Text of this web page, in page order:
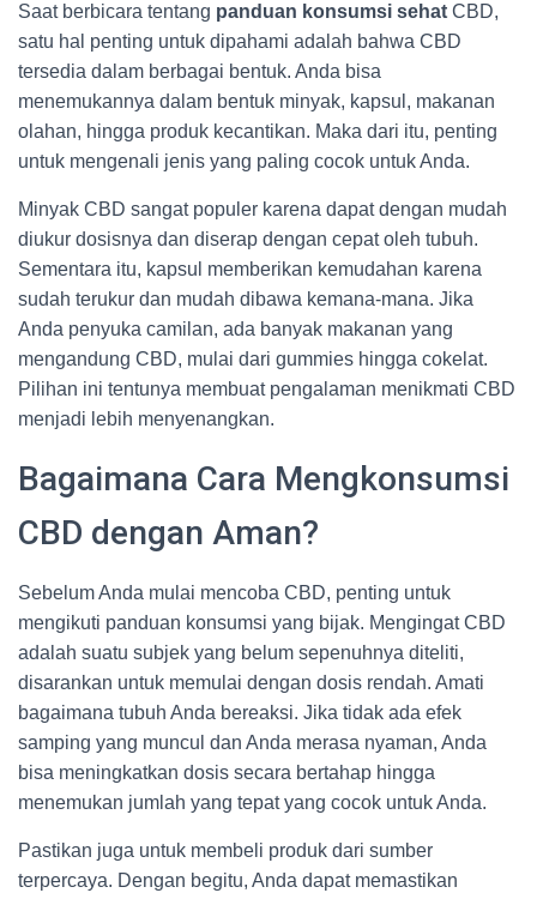
Saat berbicara tentang panduan konsumsi sehat CBD,
satu hal penting untuk dipahami adalah bahwa CBD
tersedia dalam berbagai bentuk. Anda bisa
menemukannya dalam bentuk minyak, kapsul, makanan
olahan, hingga produk kecantikan. Maka dari itu, penting
untuk mengenali jenis yang paling cocok untuk Anda.
Minyak CBD sangat populer karena dapat dengan mudah
diukur dosisnya dan diserap dengan cepat oleh tubuh.
Sementara itu, kapsul memberikan kemudahan karena
sudah terukur dan mudah dibawa kemana-mana. Jika
Anda penyuka camilan, ada banyak makanan yang
mengandung CBD, mulai dari gummies hingga cokelat.
Pilihan ini tentunya membuat pengalaman menikmati CBD
menjadi lebih menyenangkan.
Bagaimana Cara Mengkonsumsi
CBD dengan Aman?
Sebelum Anda mulai mencoba CBD, penting untuk
mengikuti panduan konsumsi yang bijak. Mengingat CBD
adalah suatu subjek yang belum sepenuhnya diteliti,
disarankan untuk memulai dengan dosis rendah. Amati
bagaimana tubuh Anda bereaksi. Jika tidak ada efek
samping yang muncul dan Anda merasa nyaman, Anda
bisa meningkatkan dosis secara bertahap hingga
menemukan jumlah yang tepat yang cocok untuk Anda.
Pastikan juga untuk membeli produk dari sumber
terpercaya. Dengan begitu, Anda dapat memastikan